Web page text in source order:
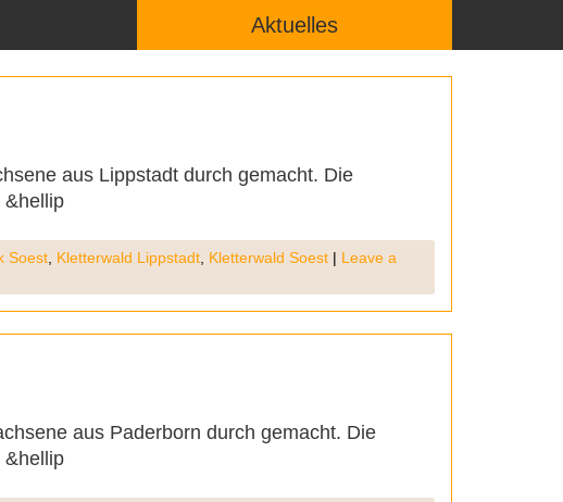
Aktuelles
aus Lippstadt durch gemacht. Die
&hellip
Soest Kletterwald Lippstadt Kletterwald Soest | Leave a
aus Paderborn durch gemacht. Die
&hellip